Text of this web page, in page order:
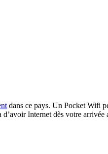
dans ce pays. Un Pocket Wifi
d’avoir Internet dès votre